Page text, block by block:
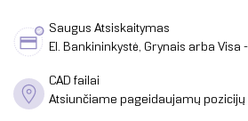
Saugus Atsiskaitymas
El. Bankininkystė, Grynais arba Visa
CAD failai
Atsiunčiame pageidaujamų pozicijų